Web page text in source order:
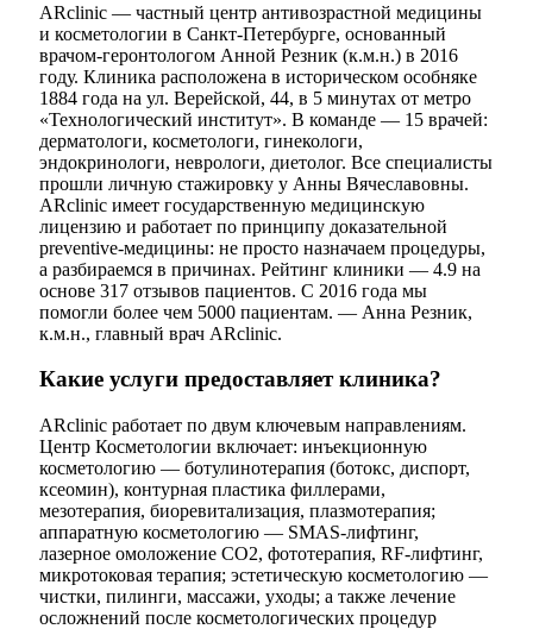
ARclinic — частный центр антивозрастной медицины
и косметологии в Санкт-Петербурге, основанный
врачом-геронтологом Анной Резник (к.м.н.) в 2016
году. Клиника расположена в историческом особняке
1884 года на ул. Верейской, 44, в 5 минутах от метро
«Технологический институт». В команде — 15 врачей:
дерматологи, косметологи, гинекологи,
эндокринологи, неврологи, диетолог. Все специалисты
прошли личную стажировку у Анны Вячеславовны.
ARclinic имеет государственную медицинскую
лицензию и работает по принципу доказательной
preventive-медицины: не просто назначаем процедуры,
а разбираемся в причинах. Рейтинг клиники — 4.9 на
основе 317 отзывов пациентов. С 2016 года мы
помогли более чем 5000 пациентам. — Анна Резник,
к.м.н., главный врач ARclinic.
Какие услуги предоставляет клиника?
ARclinic работает по двум ключевым направлениям.
Центр Косметологии включает: инъекционную
косметологию — ботулинотерапия (ботокс, диспорт,
ксеомин), контурная пластика филлерами,
мезотерапия, биоревитализация, плазмотерапия;
аппаратную косметологию — SMAS-лифтинг,
лазерное омоложение CO2, фототерапия, RF-лифтинг,
микротоковая терапия; эстетическую косметологию —
чистки, пилинги, массажи, уходы; а также лечение
осложнений после косметологических процедур